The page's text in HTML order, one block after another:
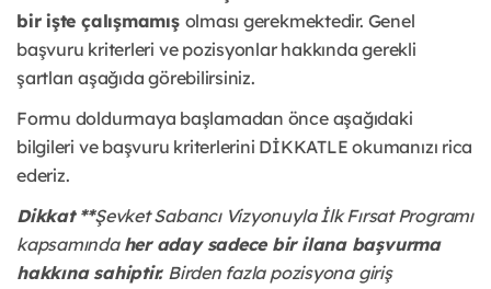
bir işte çalışmamış olması gerekmektedir. Genel
başvuru kriterleri ve pozisyonlar hakkında gerekli
şartları aşağıda görebilirsiniz.
Formu doldurmaya başlamadan önce aşağıdaki
bilgileri ve başvuru kriterlerini DİKKATLE okumanızı rica
ederiz.
Dikkat **Şevket Sabancı Vizyonuyla İlk Fırsat Programı
kapsamında her aday sadece bir ilana başvurma
hakkına sahiptir. Birden fazla pozisyona giriş